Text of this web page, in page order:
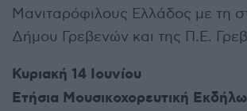
Μανιταρόφιλους Ελλάδος με τη
Δήμου Γρεβενών και της Π.Ε.
Κυριακή 14 Ιουνίου
Ετήσια Μουσικοχορευτική